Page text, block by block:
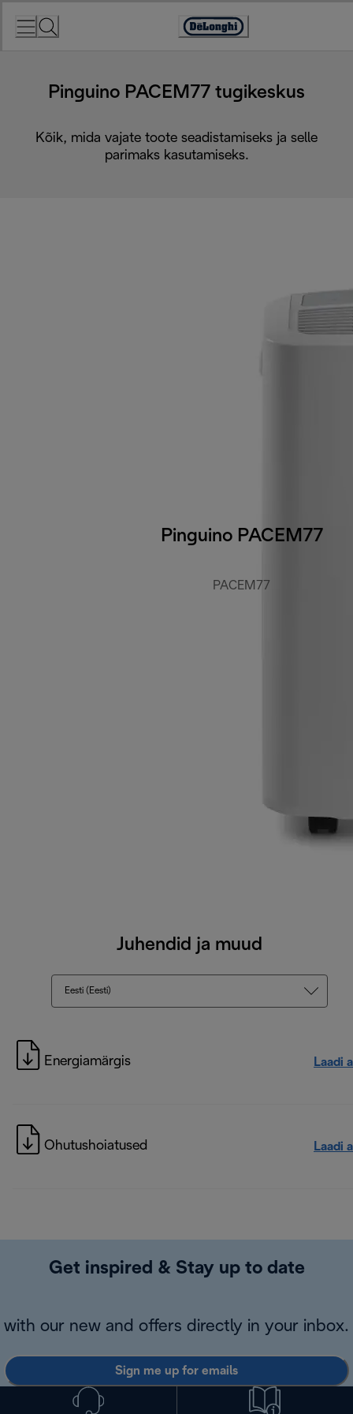
Accessibility
Pinguino PACEM77 tugikeskus
Kõik, mida vajate toote seadistamiseks ja selle
parimaks kasutamiseks.
Pinguino PACEM77
PACEM77
Juhendid ja muud
Eesti (Eesti)
Energiamärgis Laadi
Ohutushoiatused Laadi
Get inspired & Stay up to date
with our new and offers directly in your inbox.
Sign me up for emails